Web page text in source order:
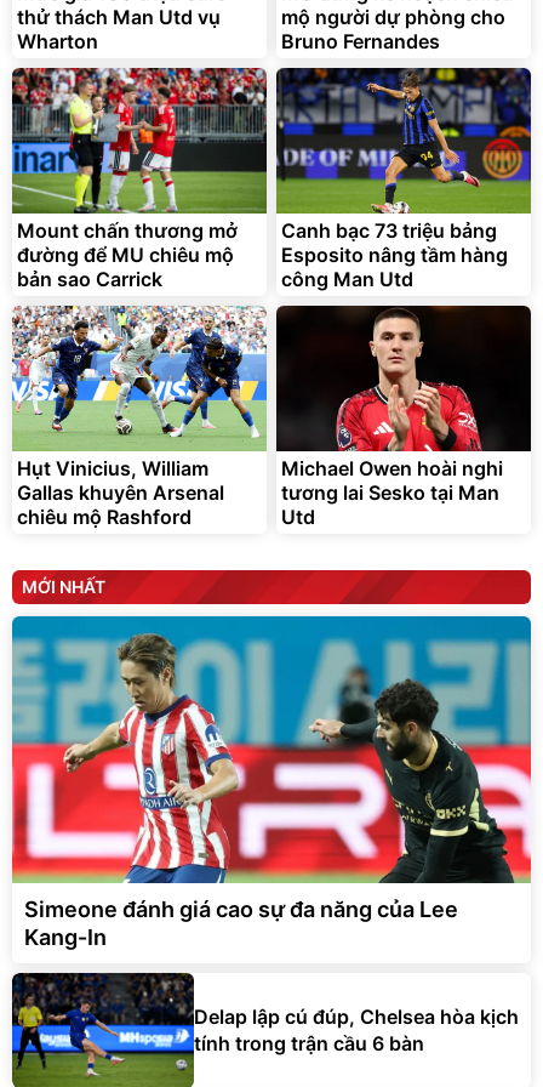
Bạt phủ xe ô tô cao cấp,
tráng nhôm 03 lớp
392.000đ
325.000đ
Đã bán nhiều
Xe đạp điện trợ lực G-
Force C14 gấp gọn bỏ cốp
tiện lợi
7.092.000đ
Đang xem nhiều
G-FORCE VIETNA
thử thách Man Utd vụ
Wharton
mộ người dự phòng cho
Bruno Fernandes
Mount chấn thương mở
đường để MU chiêu mộ
bản sao Carrick
Canh bạc 73 triệu bảng
Esposito nâng tầm hàng
công Man Utd
Hụt Vinicius, William
Gallas khuyên Arsenal
chiêu mộ Rashford
Michael Owen hoài nghi
tương lai Sesko tại Man
Utd
MỚI NHẤT
Simeone đánh giá cao sự đa năng của Lee
Kang-In
Delap lập cú đúp, Chelsea hòa kịch
tính trong trận cầu 6 bàn